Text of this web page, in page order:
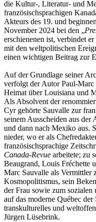
die Kultur-, Literatur- und
französischsprachigen
Akteurs des 19. und
November 2024 bei den „
erschienenen ist, verbindet
mit den weltpolitischen
einen wichtigen Beitrag zur
Auf der Grundlage seiner
verfolgt der Autor Paul-Marc
Heimat über Louisiana und
Als Absolvent der
Cyr gehörte Sauvalle zur
seinem Ausscheiden aus
und dann nach Mexiko aus.
nieder, wo er als
französischsprachige
Canada-Revue arbeitete; zu
Beaugrand, Louis Fréchette
Marc Sauvalle als Vermittler
Kosmopolitismus, sein
der Frau sowie zum
auf das moderne Québec
transkulturelles und
Jürgen Lüsebrink.